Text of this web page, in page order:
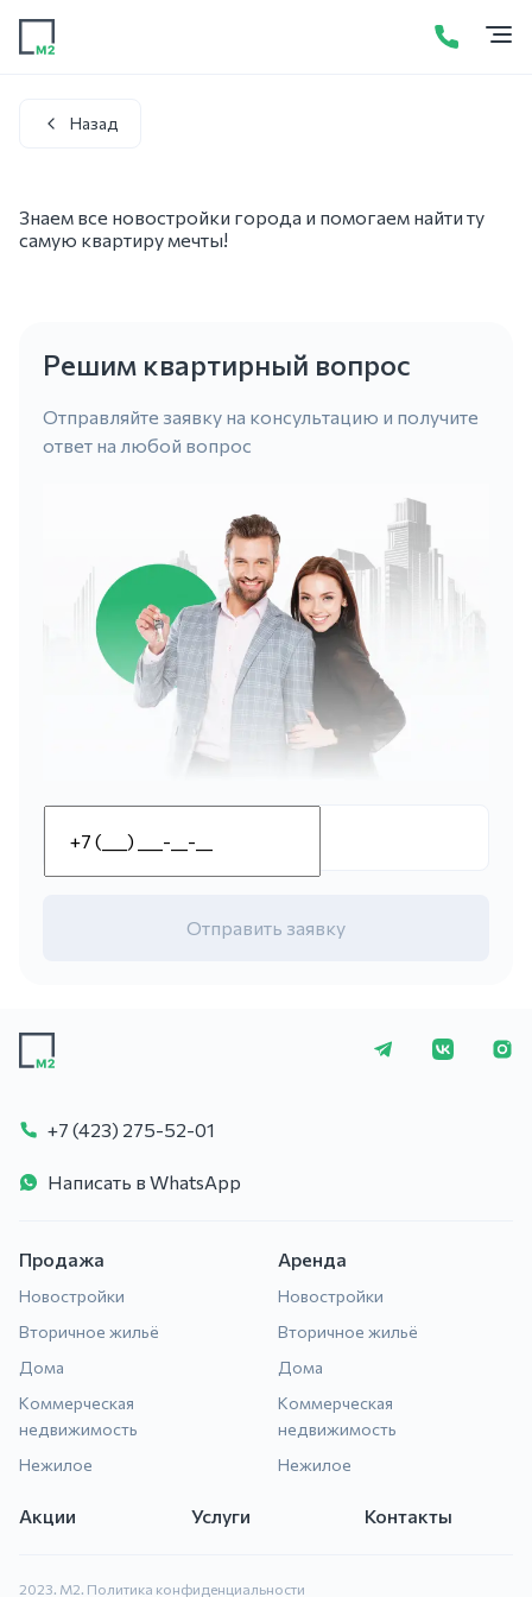
Контакты
+7 (423) 275-52-01 Написать в WhatsApp
Назад
Назад
Знаем все новостройки города и помогаем найти ту
самую квартиру мечты!
Решим квартирный вопрос
Отправляйте заявку на консультацию и получите
ответ на любой вопрос
Отправить заявку
+7 (423) 275-
+7 (423) 275-52-01
Написать в WhatsApp
Продажа
Новостройки
Вторичное жильё
Дома
Коммерческая
недвижимость
Нежилое
Аренда
Новостройки
Вторичное жильё
Дома
Коммерческая
недвижимость
Нежилое
Акции Услуги Контакты
2023. М2. Политика конфиденциальности